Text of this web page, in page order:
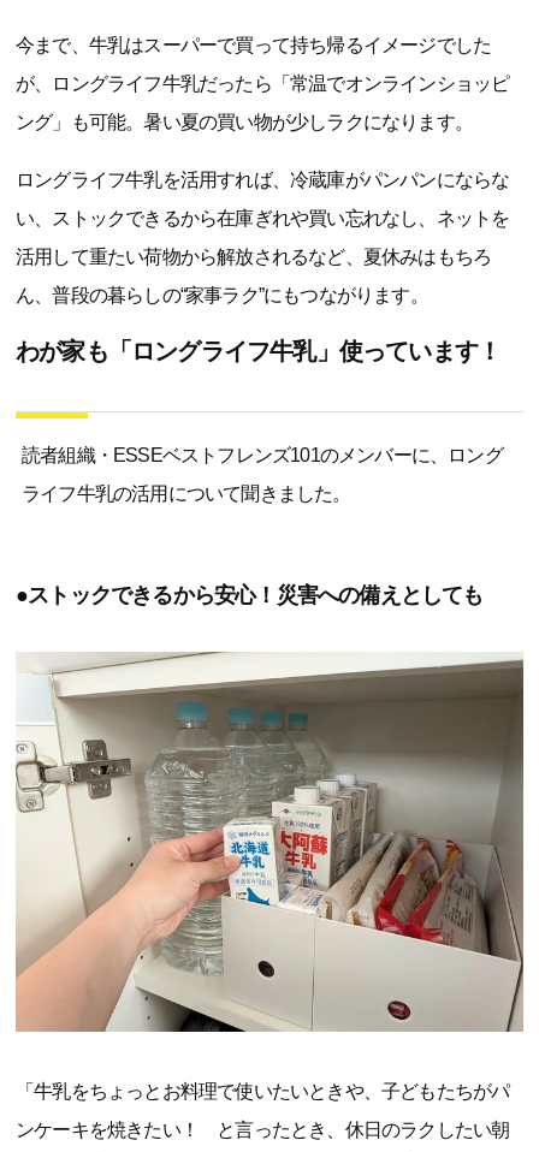
今まで、牛乳はスーパーで買って持ち帰るイメージでした
が、ロングライフ牛乳だったら「常温でオンラインショッピ
ング」も可能。暑い夏の買い物が少しラクになります。
ロングライフ牛乳を活用すれば、冷蔵庫がパンパンにならな
い、ストックできるから在庫ぎれや買い忘れなし、ネットを
活用して重たい荷物から解放されるなど、夏休みはもちろ
ん、普段の暮らしの“家事ラク”にもつながります。
わが家も「ロングライフ牛乳」使っています！
読者組織・ESSEベストフレンズ101のメンバーに、ロング
ライフ牛乳の活用について聞きました。
●ストックできるから安心！災害への備えとしても
「牛乳をちょっとお料理で使いたいときや、子どもたちがパ
ンケーキを焼きたい！ と言ったとき、休日のラクしたい朝